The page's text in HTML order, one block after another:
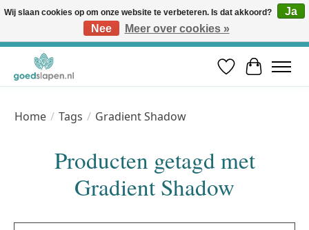
Vóór 12u besteld, volgende werkdag in huis* | Gratis verzending vanaf €50 | Professioneel slaapadvies
Verlanglijst
Home / Tags / Gradient Shadow
Producten getagd met
Gradient Shadow
Wij slaan cookies op om onze website te verbeteren. Is dat akkoord?
Ja
Nee
Meer over cookies »